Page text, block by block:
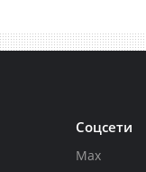
Соцсети
Max